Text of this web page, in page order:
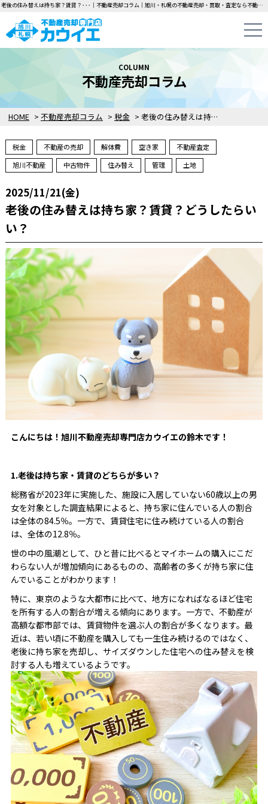
老後の住み替えは持ち家？賃貸？･･･｜不動産売却コラム｜旭川・札幌の不動産売却・買取・査定なら不動産売却専門店カウイエにお任せください！中古一戸建て・マンション・土地の即日無料査定・即金買取を行っています！
HOME > 不動産売却コラム > 税金 > 老後の住み替えは持ち家？賃貸？どうしたらいい？
COLUMN
不動産売却コラム
税金 不動産の売却 解体費 空き家
不動産査定
旭川不動産
中古物件 住み替え 管理 土地
2025/11/21(金)
老後の住み替えは持ち家？賃貸？どうしたらい
い？
こんにちは！旭川不動産売却専門店カウイエの鈴木です！
1.老後は持ち家・賃貸のどちらが多い？
総務省が2023年に実施した、施設に入居していない60歳以上の男
女を対象とした調査結果によると、持ち家に住んでいる人の割合
は全体の84.5％。一方で、賃貸住宅に住み続けている人の割合
は、全体の12.8％。
世の中の風潮として、ひと昔に比べるとマイホームの購入にこだ
わらない人が増加傾向にあるものの、高齢者の多くが持ち家に住
んでいることがわかります！
特に、東京のような大都市に比べて、地方になればなるほど住宅
を所有する人の割合が増える傾向にあります。一方で、不動産が
高額な都市部では、賃貸物件を選ぶ人の割合が多くなります。最
近は、若い頃に不動産を購入しても一生住み続けるのではなく、
老後に持ち家を売却し、サイズダウンした住宅への住み替えを検
討する人も増えているようです。